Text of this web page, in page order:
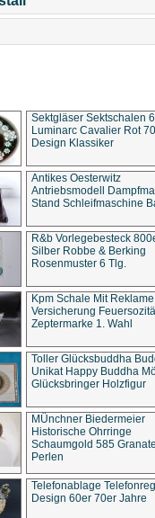
Sektgläser Sektschalen
Luminarc Cavalier Rot
Design Klassiker
Antikes Oesterwitz
Antriebsmodell
Stand Schleifmaschine
R&b Vorlegebesteck
Silber Robbe & Berking
Rosenmuster 6 Tlg.
Kpm Schale Mit Reklame
Versicherung
Zeptermarke 1. Wahl
Toller Glücksbuddha
Unikat Happy Buddha
Glücksbringer Holzfigur
MÜnchner Biedermeier
Historische Ohrringe
Schaumgold 585
Perlen
Telefonablage
Design 60er 70er Jahre